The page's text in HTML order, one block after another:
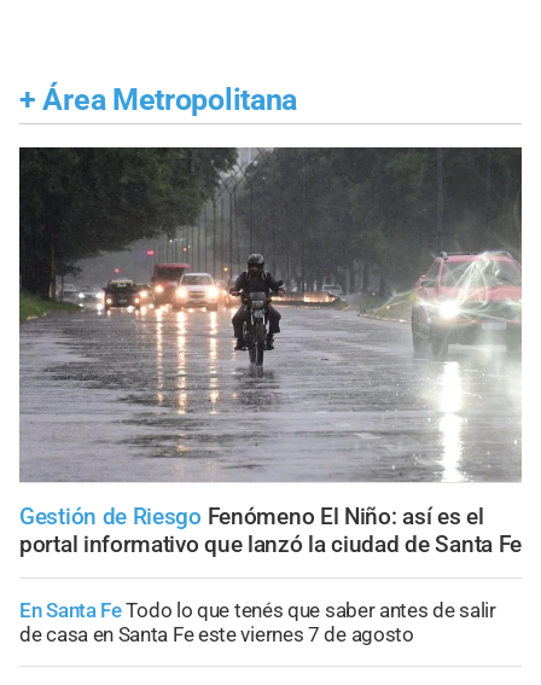
+ Área Metropolitana
Gestión de Riesgo Fenómeno El Niño: así es el
portal informativo que lanzó la ciudad de Santa Fe
En Santa FeTodo lo que tenés que saber antes de salir
de casa en Santa Fe este viernes 7 de agosto